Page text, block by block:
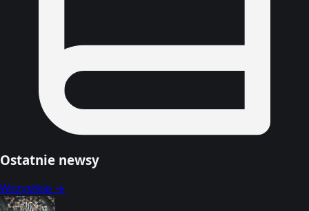
Ostatnie newsy
Wszystkie →